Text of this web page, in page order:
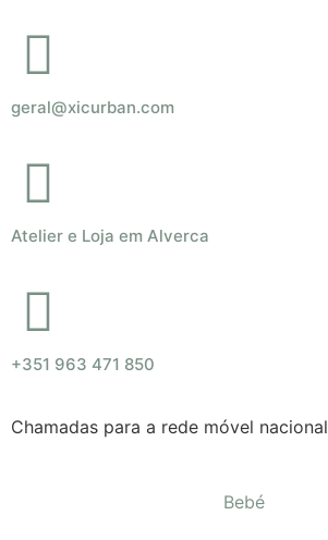
geral@xicurban.com
Atelier e Loja em Alverca
+351 963 471 850
Chamadas para a rede móvel nacional
Bebé